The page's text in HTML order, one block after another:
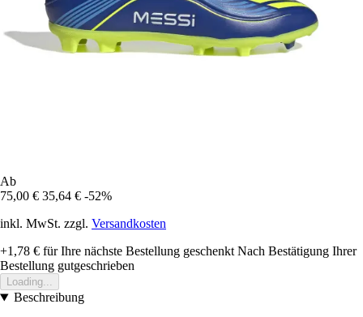
Ab
75,00 € 35,64 € -52%
inkl. MwSt. zzgl. Versandkosten
+1,78 € für Ihre nächste Bestellung geschenkt Nach Bestätigung Ihrer
Bestellung gutgeschrieben
Loading...
Beschreibung